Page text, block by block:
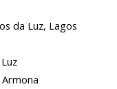
da Luz, Lagos